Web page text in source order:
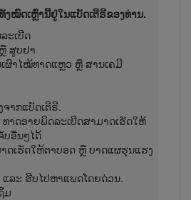
ງໝົດເຫຼົ່ານີ້ຢູ່ໃນແບັດ​ເຕີ​ຣີຂອງທ່ານ.
ະເບີດ
ສູບຢາ
ຜົາໄໝ້ທາດແຫຼວ ຫຼື ສານເຄມີ
າກແບັດເຕີຣີ.
ທາດອາຍພິດລະເບີດສາມາດເຮັດໃຫ້
ບອື່ນໆໄດ້
ດເຮັດໃຫ້ຕາບອດ ຫຼື ບາດແຜຮຸນແຮງ
ລະ ຮີບໄປຫາແພດໂດຍດ່ວນ.
ມ